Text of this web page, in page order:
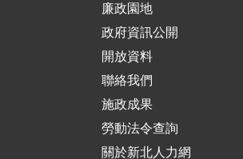
廉政園地
政府資訊公開
開放資料
聯絡我們
施政成果
勞動法令查詢
關於新北人力網